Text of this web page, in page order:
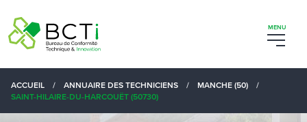
ACCUEIL / ANNUAIRE DES TECHNICIENS / MANCHE (50)
/
SAINT-HILAIRE-DU-HARCOUËT (50730)